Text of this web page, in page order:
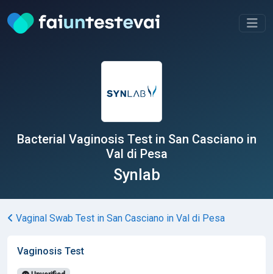
Bacterial Vaginosis Test in San Casciano in
Val di Pesa
Synlab
Vaginal Swab Test in San Casciano in Val di Pesa
Vaginosis Test